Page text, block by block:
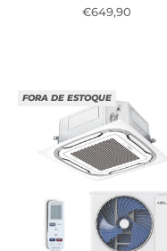
Preço de venda
€649,90
FORA DE ESTOQUE